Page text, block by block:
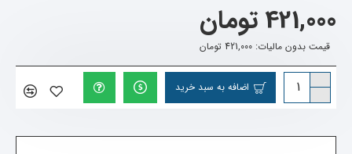
421,000 تومان
قیمت بدون مالیات: 421,000 تومان
اضافه به سبد خرید